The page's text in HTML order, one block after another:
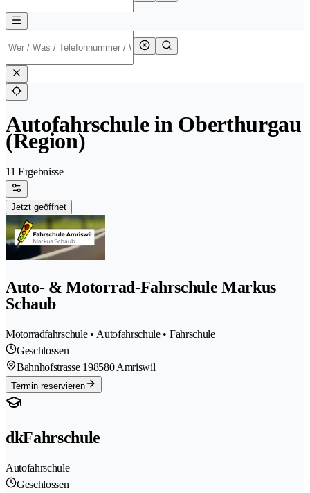
Autofahrschule in Oberthurgau
(Region)
11 Ergebnisse
Jetzt geöffnet
Auto- & Motorrad-Fahrschule Markus
Schaub
Motorradfahrschule • Autofahrschule • Fahrschule
Geschlossen
Bahnhofstrasse 198580 Amriswil
Termin reservieren
dkFahrschule
Autofahrschule
Geschlossen